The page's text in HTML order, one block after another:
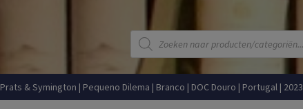
Producten
zoeken
Prats & Symington | Pequeno Dilema | Branco | DOC Douro | Portugal | 2023